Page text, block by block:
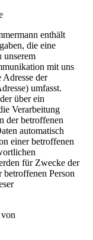
enthält
die eine
unserem
mit uns
Adresse der
umfasst.
über ein
Verarbeitung
der betroffenen
automatisch
einer betroffenen
für Zwecke der
Person